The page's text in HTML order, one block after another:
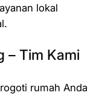
lokal
– Tim Kami
rumah Anda